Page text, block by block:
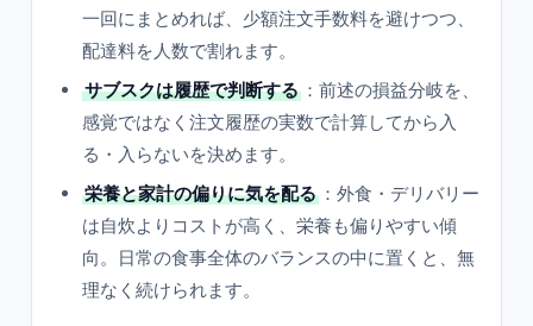
一回にまとめれば、少額注文手数料を避けつつ、
配達料を人数で割れます。
サブスクは履歴で判断する ：前述の損益分岐を、
感覚ではなく注文履歴の実数で計算してから入
る・入らないを決めます。
栄養と家計の偏りに気を配る ：外食・デリバリー
は自炊よりコストが高く、栄養も偏りやすい傾
向。日常の食事全体のバランスの中に置くと、無
理なく続けられます。